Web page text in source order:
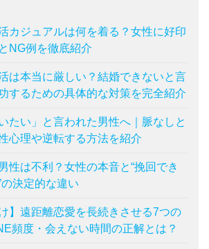
カジュアルは何を着る？女性に好印
NG例を徹底紹介
は本当に厳しい？結婚できないと言
するための具体的な対策を完全紹介
たい」と言われた男性へ｜脈なしと
心理や逆転する方法を紹介
性は不利？女性の本音と“挽回でき
決定的な違い
】遠距離恋愛を長続きさせる7つの
頻度・会えない時間の正解とは？